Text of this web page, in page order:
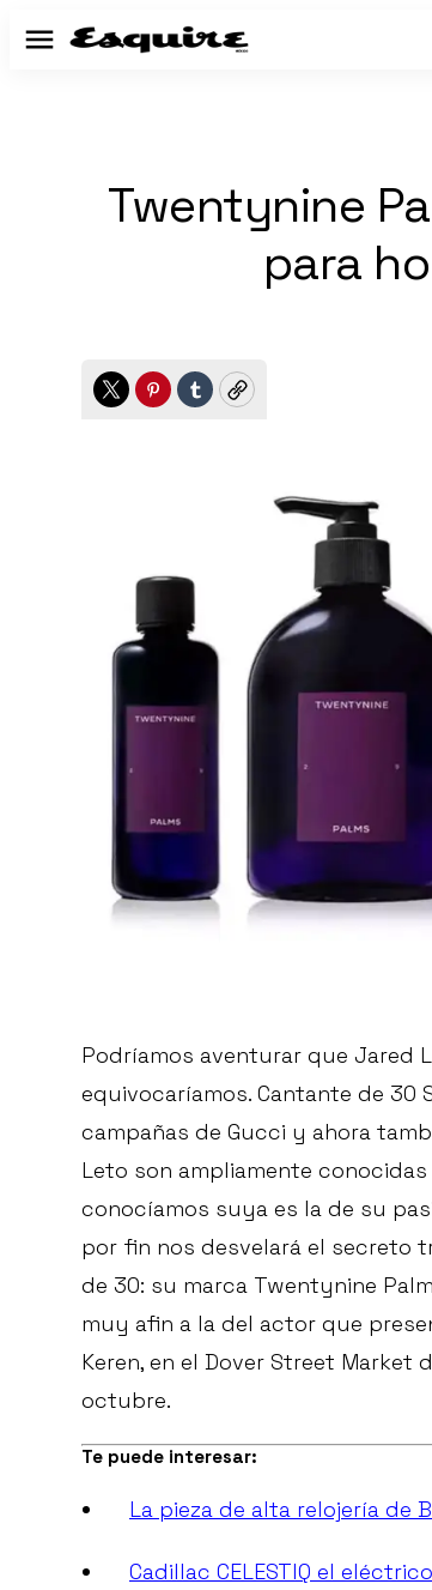
Menú
Twentynine
para
TwitterPinterest
TumblrCopy
Podríamos aventurar que Jared
equivocaríamos. Cantante de 30
campañas de Gucci y ahora
Leto son ampliamente
conocíamos suya es la de su
por fin nos desvelará el secreto
de 30: su marca Twentynine
muy afin a la del actor que
Keren, en el Dover Street Market
octubre.
Te puede interesar:
La pieza de alta relojería de
Cadillac CELESTIQ el